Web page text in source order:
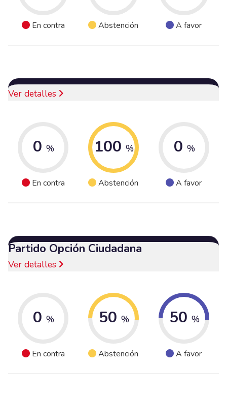
En contra Abstención A favor
Ver detalles
0 %
En contra
100 %
Abstención
0 %
A favor
Partido Opción Ciudadana
Ver detalles
0 %
En contra
50 %
Abstención
50 %
A favor